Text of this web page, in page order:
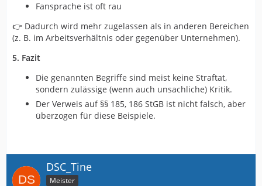
Fansprache ist oft rau
👉 Dadurch wird mehr zugelassen als in anderen Bereichen
(z. B. im Arbeitsverhältnis oder gegenüber Unternehmen).
5. Fazit
Die genannten Begriffe sind meist keine Straftat,
sondern zulässige (wenn auch unsachliche) Kritik.
Der Verweis auf §§ 185, 186 StGB ist nicht falsch, aber
überzogen für diese Beispiele.
DSC_Tine
Meister